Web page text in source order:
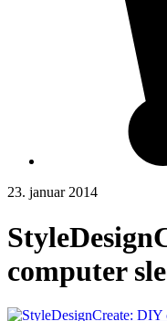
23. januar 2014
computer